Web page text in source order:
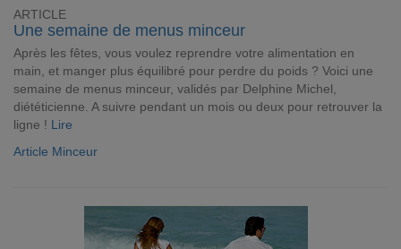
ARTICLE
Une semaine de menus minceur
Après les fêtes, vous voulez reprendre votre alimentation en
main, et manger plus équilibré pour perdre du poids ? Voici une
semaine de menus minceur, validés par Delphine Michel,
diététicienne. A suivre pendant un mois ou deux pour retrouver la
ligne ! Lire
Article Minceur